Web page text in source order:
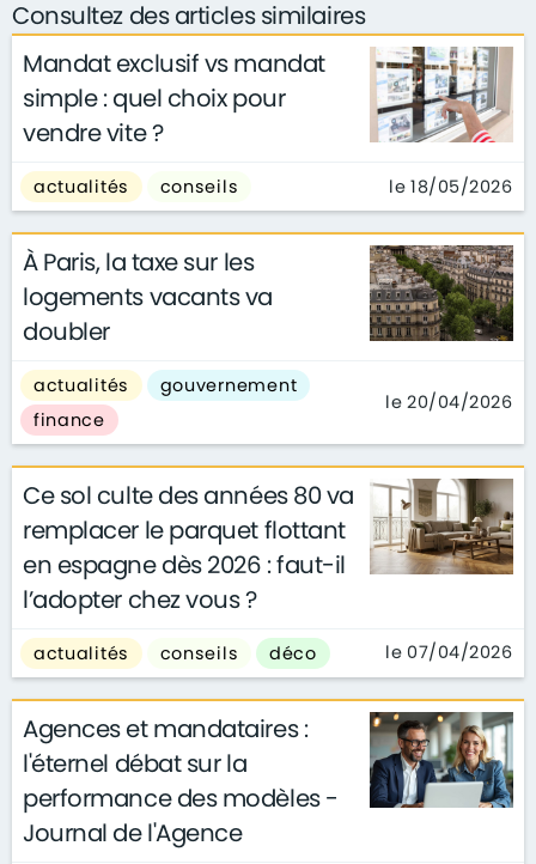
Consultez des articles similaires
Mandat exclusif vs mandat
simple : quel choix pour
vendre vite ?
actualités conseils le 18/05/2026
À Paris, la taxe sur les
logements vacants va
doubler
actualités
gouvernement
finance
le 20/04/2026
Ce sol culte des années 80 va
remplacer le parquet flottant
en espagne dès 2026 : faut-il
l’adopter chez vous ?
actualités conseils déco le 07/04/2026
Agences et mandataires :
l'éternel débat sur la
performance des modèles -
Journal de l'Agence